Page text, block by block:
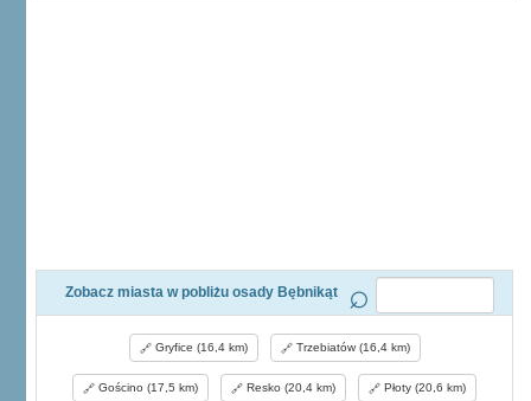
Zobacz miasta w pobliżu osady Bębnikąt
Gryfice (16,4 km) Trzebiatów (16,4 km)
Gościno (17,5 km) Resko (20,4 km) Płoty (20,6 km)